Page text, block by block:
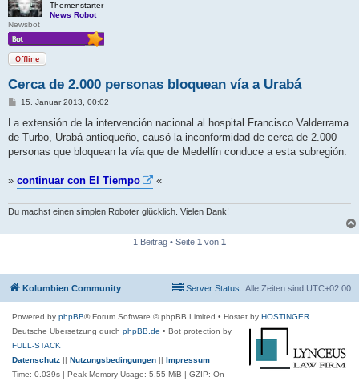
Themenstarter
News Robot
Newsbot
Offline
Cerca de 2.000 personas bloquean vía a Urabá
B
i
r
a
15. Januar 2013, 00:02
La extensión de la intervención nacional al hospital Francisco Valderrama
de Turbo, Urabá antioqueño, causó la inconformidad de cerca de 2.000
personas que bloquean la vía que de Medellín conduce a esta subregión.
» continuar con El Tiempo «
Du machst einen simplen Roboter glücklich. Vielen Dank!
1 Beitrag • Seite 1 von 1
Kolumbien Community Alle Zeiten sind UTC+02:00
Server Status
Powered by phpBB® Forum Software © phpBB Limited • Hostet by HOSTINGER
Deutsche Übersetzung durch phpBB.de • Bot protection by
FULL-STACK
Datenschutz || Nutzungsbedingungen || Impressum
Time: 0.039s | Peak Memory Usage: 5.55 MiB | GZIP: On